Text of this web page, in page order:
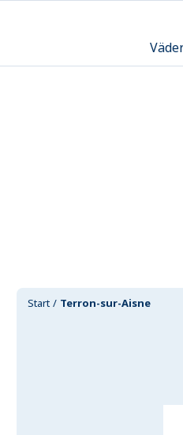
Start Terron-sur-Aisne